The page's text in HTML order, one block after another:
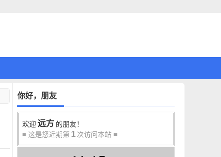
你好，朋友
欢迎 远方 的朋友！
≡ 这是您近期第 1 次访问本站 ≡